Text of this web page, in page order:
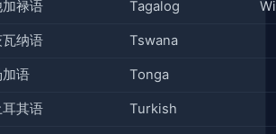
加禄语 Tagalog
瓦纳语 Tswana
加语 Tonga
耳其语 Turkish